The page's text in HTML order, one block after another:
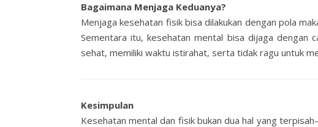
Bagaimana Menjaga Keduanya?
Menjaga kesehatan fisik bisa dilakukan dengan pola
Sementara itu, kesehatan mental bisa dijaga dengan
sehat, memiliki waktu istirahat, serta tidak ragu untuk
Kesimpulan
Kesehatan mental dan fisik bukan dua hal yang